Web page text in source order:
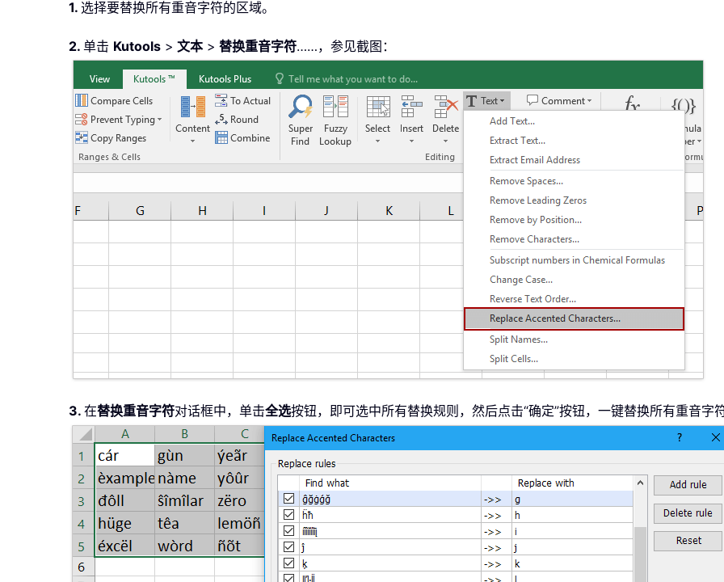
1. 选择要替换所有重音字符的区域。
2. 单击 Kutools > 文本> 替换重音字符……，参见截图：
3. 在替换重音字符对话框中，单击全选按钮，即可选中所有替换规则，然后点击“确定”按钮，一键替换所有重音字